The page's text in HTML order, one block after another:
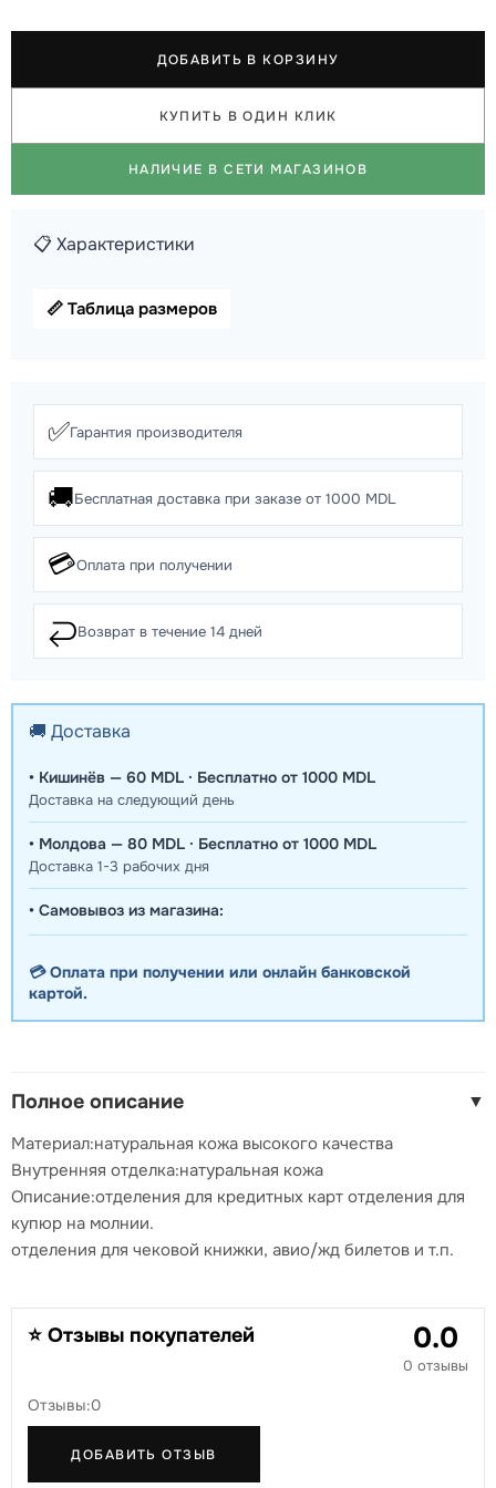
ДОБАВИТЬ В КОРЗИНУ
КУПИТЬ В ОДИН КЛИК
НАЛИЧИЕ В СЕТИ МАГАЗИНОВ
📋 Характеристики
📏 Таблица размеров
✅Гарантия производителя
🚚Бесплатная доставка при заказе от 1000 MDL
💳Оплата при получении
↩️Возврат в течение 14 дней
🚚 Доставка
• Кишинёв — 60 MDL · Бесплатно от 1000 MDL
Доставка на следующий день
• Молдова — 80 MDL · Бесплатно от 1000 MDL
Доставка 1-3 рабочих дня
• Самовывоз из магазина:
💳 Оплата при получении или онлайн банковской
картой.
Полное описание ▼
Материал:натуральная кожа высокого качества
Внутренняя отделка:натуральная кожа
Описание:отделения для кредитных карт отделения для
купюр на молнии.
отделения для чековой книжки, авио/жд билетов и т.п.
⭐ Отзывы покупателей 0.0
0 отзывы
Отзывы:0
ДОБАВИТЬ ОТЗЫВ